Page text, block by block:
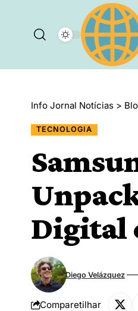
Info Jornal Notícias >
TECNOLOGIA
Digital
Diego Velázquez
Comparetilhar